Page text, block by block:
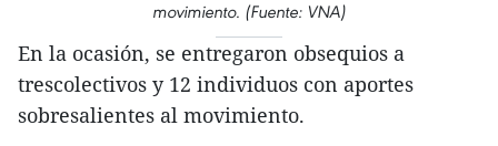
movimiento. (Fuente: VNA)
En la ocasión, se entregaron obsequios a
trescolectivos y 12 individuos con aportes
sobresalientes al movimiento.